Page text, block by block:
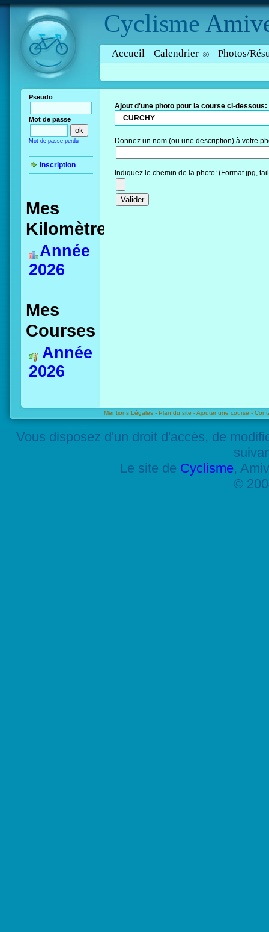
Cyclisme
Accueil Calendrier 80 Photos/
Pseudo
Mot de passe
Mot de passe perdu
Inscription
Mes
Kilomètres
Année
2026
Mes
Courses
Année
2026
Ajout d'une photo pour la course ci-dessous:
CURCHY
Donnez un nom (ou une description) à votre
Indiquez le chemin de la photo: (Format jpg,
Mentions Légales - Plan du site -Ajouter une course -
Vous disposez d'un droit d'accès, de
Le site de Cyclisme,
©